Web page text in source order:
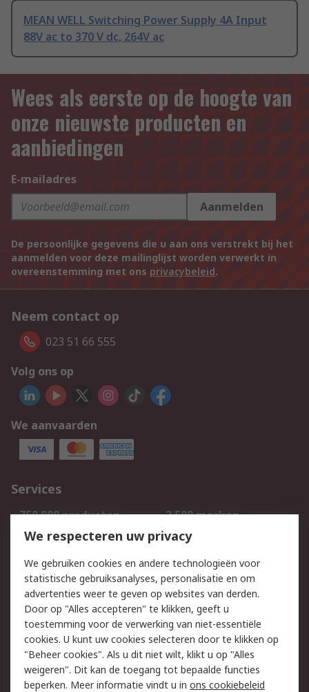
MEAN WELL Switching Power Supply 4A Input
88V ac to 370 V dc, 264V ac
Wees als eerste op de hoogte van
onze nieuwste producten en
aanbiedingen
E-mailadres
Aanmelden
De persoonlijke gegevens die u aan ons verstrekt bij het
aanmelden voor deze mailinglijst worden verwerkt in
overeenstemming met ons privacybeleid.
Neem contact op
023 51 66 555
Volg ons op
We aanvaarden
Services
750.000 producten
2.500 merken
Bestellen
Inkoopoplossingen
Track & Trace
Wettelijk
Cookiebeleid
Email veiligheid
Privacybeleid
Websitevoorwaarden
Algemene
We respecteren uw privacy
We gebruiken cookies en andere technologieën voor
statistische gebruiksanalyses, personalisatie en om
advertenties weer te geven op websites van derden.
Door op "Alles accepteren" te klikken, geeft u
toestemming voor de verwerking van niet-essentiële
cookies. U kunt uw cookies selecteren door te klikken op
"Beheer cookies". Als u dit niet wilt, klikt u op "Alles
weigeren". Dit kan de toegang tot bepaalde functies
beperken. Meer informatie vindt u in ons cookiebeleid